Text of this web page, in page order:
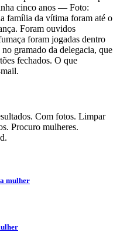
cinco anos — Foto:
família da vítima foram até o
Foram ouvidos
foram jogadas dentro
gramado da delegacia, que
fechados. O que
Com fotos. Limpar
Procuro mulheres.
mulher